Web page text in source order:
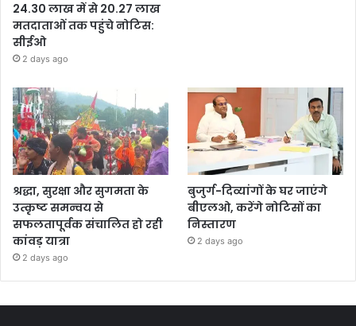
24.30 लाख में से 20.27 लाख
मतदाताओं तक पहुंचे नोटिस:
सीईओ
2 days ago
श्रद्धा, सुरक्षा और सुगमता के
उत्कृष्ट समन्वय से
सफलतापूर्वक संचालित हो रही
कांवड़ यात्रा
2 days ago
बुजुर्ग-दिव्यांगों के घर जाएंगे
बीएलओ, करेंगे नोटिसों का
निस्तारण
2 days ago